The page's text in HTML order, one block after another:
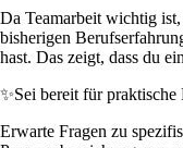
Da Teamarbeit wichtig
bisherigen
hast. Das zeigt, dass du
✨Sei bereit für praktische
Erwarte Fragen zu